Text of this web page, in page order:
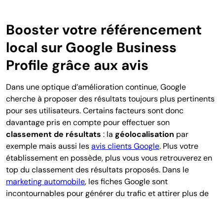
Booster votre référencement
local sur Google Business
Profile grâce aux avis
Dans une optique d’amélioration continue, Google
cherche à proposer des résultats toujours plus pertinents
pour ses utilisateurs. Certains facteurs sont donc
davantage pris en compte pour effectuer son
classement de résultats : la géolocalisation par
exemple mais aussi lesavis clients Google. Plus votre
établissement en possède, plus vous vous retrouverez en
top du classement des résultats proposés. Dans le
marketing automobile, les fiches Google sont
incontournables pour générer du trafic et attirer plus de